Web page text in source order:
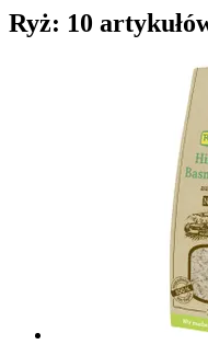
Ryż: 10